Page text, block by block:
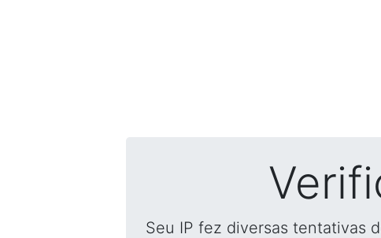
Seu IP fez diversas tentativas